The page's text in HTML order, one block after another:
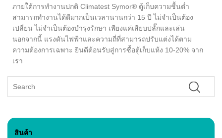
ภายใต้การทำงานปกติ Climatest Symor® ตู้เก็บความชื้นต่ำ
สามารถทำงานได้ดีมากเป็นเวลานานกว่า 15 ปี ไม่จำเป็นต้อง
เปลี่ยน ไม่จำเป็นต้องบำรุงรักษา เพียงแค่เสียบปลั๊กและเล่น
นอกจากนี้ แรงดันไฟฟ้าและความถี่ที่สามารถปรับแต่งได้ตาม
ความต้องการเฉพาะ ยินดีต้อนรับสู่การซื้อตู้เก็บแห้ง 10-20% จาก
เรา
สินค้า